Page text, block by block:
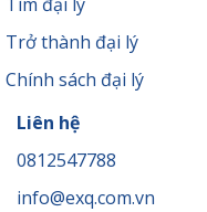
Trở thành đại lý
Chính sách đại lý
Liên hệ
0812547788
info@exq.com.vn